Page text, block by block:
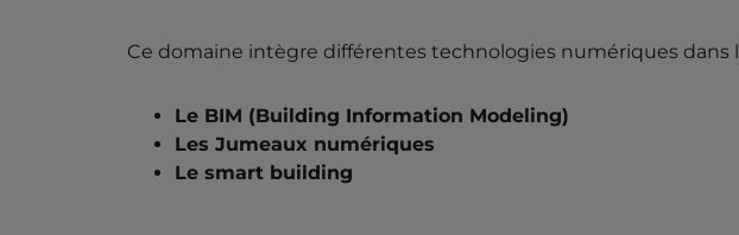
Ce domaine intègre différentes technologies numériques dans
Le BIM (Building Information Modeling)
Les Jumeaux numériques
Le smart building